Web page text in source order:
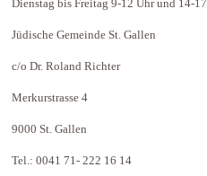
Dienstag bis Freitag 9-12 Uhr und 14-
Jüdische Gemeinde St. Gallen
c/o Dr. Roland Richter
Merkurstrasse 4
9000 St. Gallen
Tel.: 0041 71- 222 16 14